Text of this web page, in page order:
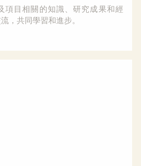
項目相關的知識、研究成果和經
，共同學習和進步。